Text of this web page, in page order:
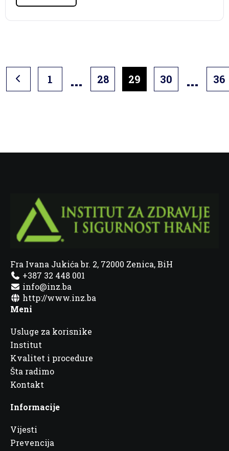
1 … 28 29 30 … 36
Fra Ivana Jukića br. 2, 72000 Zenica, BiH
+387 32 448 001
info@inz.ba
http://www.inz.ba
Meni
Usluge za korisnike
Institut
Kvalitet i procedure
Šta radimo
Kontakt
Informacije
Vijesti
Prevencija